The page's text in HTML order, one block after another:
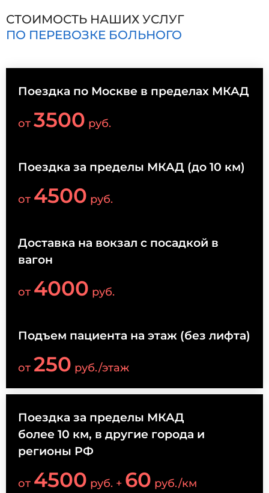
СТОИМОСТЬ НАШИХ УСЛУГ
ПО ПЕРЕВОЗКЕ БОЛЬНОГО
Поездка по Москве в пределах МКАД
от 3500 руб.
Поездка за пределы МКАД (до 10 км)
от 4500 руб.
Доставка на вокзал с посадкой в
вагон
от 4000 руб.
Подъем пациента на этаж (без лифта)
от 250 руб./этаж
Поездка за пределы МКАД
более 10 км, в другие города и
регионы РФ
от 4500 руб. + 60 руб./км